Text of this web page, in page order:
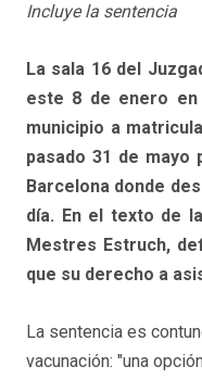
Incluye la sentencia
La sala 16 del
este 8 de enero en
municipio a
pasado 31 de
Barcelona donde
día. En el texto de
Mestres Estruch,
que su derecho a
La sentencia es
vacunación: "una